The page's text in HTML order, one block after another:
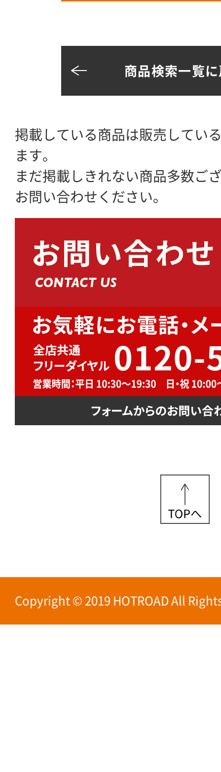
商品検索一覧
掲載している商品は販売してい
ます。
まだ掲載しきれない商品多数ご
お問い合わせください。
Copyright © 2019 HOTROAD All